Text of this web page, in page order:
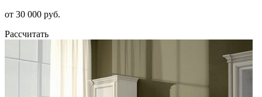
от 30 000 руб.
Рассчитать